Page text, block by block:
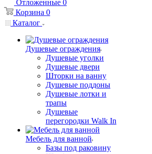
Отложенные 0
Корзина 0
Каталог
Душевые ограждения
Душевые уголки
Душевые двери
Шторки на ванну
Душевые поддоны
Душевые лотки и
трапы
Душевые
перегородки Walk In
Мебель для ванной
Базы под раковину